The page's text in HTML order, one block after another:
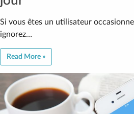
Si vous êtes un utilisateur
ignorez…
Read More »